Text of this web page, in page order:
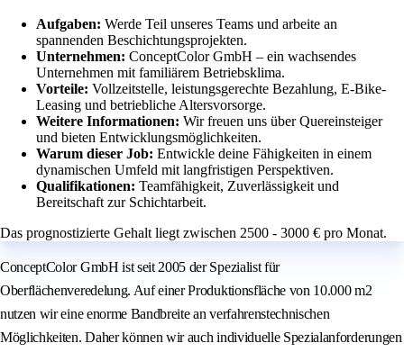
Aufgaben: Werde Teil unseres Teams und arbeite an
spannenden Beschichtungsprojekten.
Unternehmen: ConceptColor GmbH – ein wachsendes
Unternehmen mit familiärem Betriebsklima.
Vorteile: Vollzeitstelle, leistungsgerechte Bezahlung, E-Bike-
Leasing und betriebliche Altersvorsorge.
Weitere Informationen: Wir freuen uns über Quereinsteiger
und bieten Entwicklungsmöglichkeiten.
Warum dieser Job: Entwickle deine Fähigkeiten in einem
dynamischen Umfeld mit langfristigen Perspektiven.
Qualifikationen: Teamfähigkeit, Zuverlässigkeit und
Bereitschaft zur Schichtarbeit.
Das prognostizierte Gehalt liegt zwischen 2500 - 3000 € pro Monat.
ConceptColor GmbH ist seit 2005 der Spezialist für
Oberflächenveredelung. Auf einer Produktionsfläche von 10.000 m2
nutzen wir eine enorme Bandbreite an verfahrenstechnischen
Möglichkeiten. Daher können wir auch individuelle Spezialanforderungen